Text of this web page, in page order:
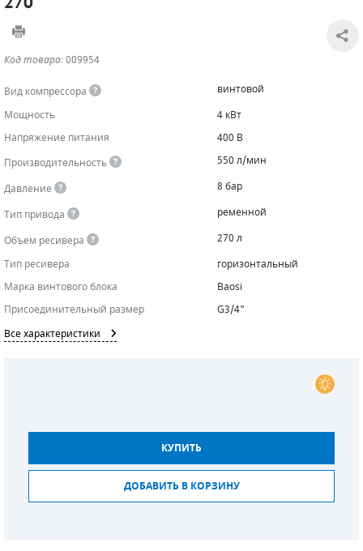
Код товара:009954
Вид компрессора
винтовой
Мощность
4 кВт
Напряжение питания
400 В
Производительность
550 л/мин
Давление
8 бар
Тип привода
ременной
Объем ресивера
270 л
Тип ресивера
горизонтальный
Марка винтового блока
Baosi
Присоединительный размер
G3/4"
Все характеристики
КУПИТЬ
ДОБАВИТЬ В КОРЗИНУ
САДОВАЯ ТЕХНИКА
ЧИЛЛЕРЫ
КАНАЛИЗАЦИОННЫЕ НАСОСЫ
БЕНЗИНОВЫЕ МОТОПОМПЫ
ТАЛИ И ТЕЛЬФЕРЫ
ОСВЕТИТЕЛЬНЫЕ МАЧТЫ
КОНТРОЛЛЕРЫ (БЛОКИ УПРАВЛЕНИЯ)
ПРЕДОХРАНИТЕЛЬНЫЕ КЛАПАНЫ
ОБРАТНЫЕ КЛАПАНЫ
РЕЛЕ ДАВЛЕНИЯ ДЛЯ ДЛЯ КОМПРЕССОРОВ
ДАТЧИКИ
РУКАВА ВЫСОКОГО ДАВЛЕНИЯ (РВД)
ЗАПЧАСТИ ДЛЯ ВИНТОВЫХ КОМПРЕССОРОВ
ЭЛЕКТРОДВИГАТЕЛИ